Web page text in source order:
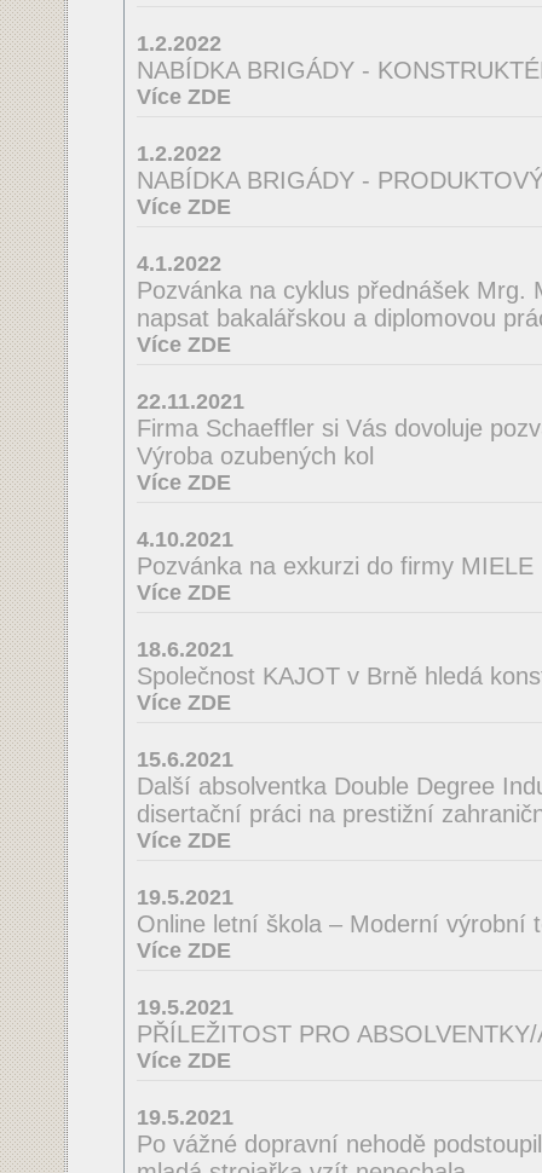
1.2.2022
NABÍDKA BRIGÁDY -
Více ZDE
1.2.2022
NABÍDKA BRIGÁDY -
Více ZDE
4.1.2022
Pozvánka na cyklus přednášek Mrg.
napsat bakalářskou a diplomovou
Více ZDE
22.11.2021
Firma Schaeffler si Vás dovoluje
Výroba ozubených kol
Více ZDE
4.10.2021
Pozvánka na exkurzi do firmy MIELE
Více ZDE
18.6.2021
Společnost KAJOT v Brně hledá
Více ZDE
15.6.2021
Další absolventka Double Degree
disertační práci na prestižní
Více ZDE
19.5.2021
Online letní škola – Moderní výrobní
Více ZDE
19.5.2021
PŘÍLEŽITOST PRO
Více ZDE
19.5.2021
Po vážné dopravní nehodě